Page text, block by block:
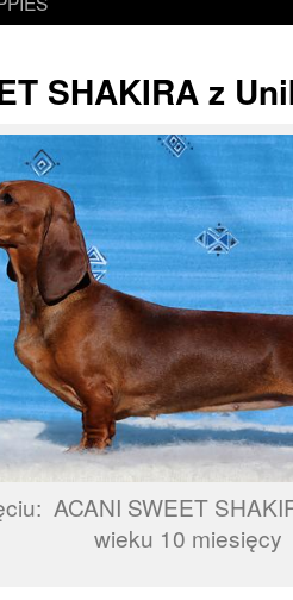
SHAKIRA z
ACANI SWEET
wieku 10 miesięcy